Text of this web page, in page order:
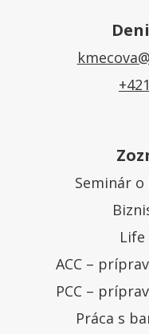
Seminár
ACC –
PCC –
Práca s